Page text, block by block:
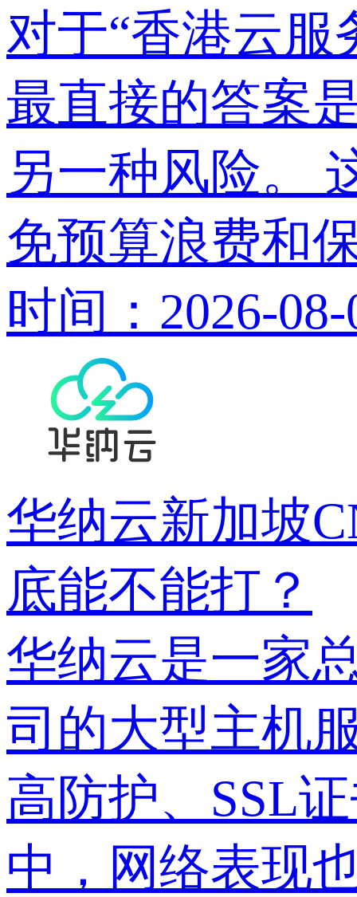
对于“香港云
最直接的答案
另一种风险。
免预算浪费和
时间：2026-08-
华纳云新加坡
底能不能打？
华纳云是一家
司的大型主机
高防护、SSL
中，网络表现